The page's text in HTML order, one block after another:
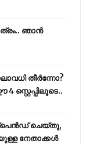
ഞാൻ
തീർന്നോ?
ചെയ്തു,
നേതാക്കൾ